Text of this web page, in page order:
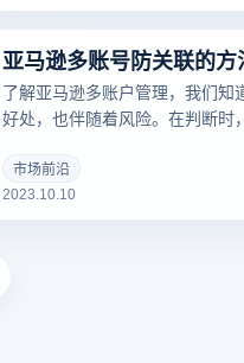
亚马逊多账号防关联的方
了解亚马逊多账户管理，我们知
好处，也伴随着风险。在判断时
衡量，下面给大家分享亚马逊多
法。
市场前沿
2023.10.10